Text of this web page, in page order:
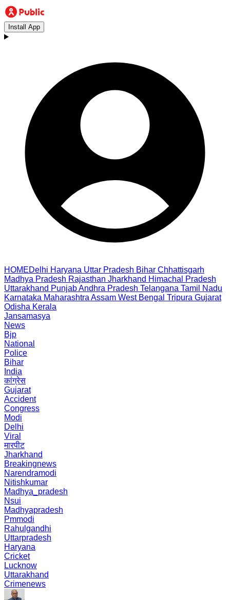
Install App
HOMEDelhi Haryana Uttar Pradesh Bihar Chhattisgarh
Madhya Pradesh Rajasthan Jharkhand Himachal Pradesh
Uttarakhand PunjabAndhra Pradesh Telangana Tamil Nadu
Karnataka Maharashtra Assam West Bengal Tripura Gujarat
Odisha Kerala
Jansamasya
News
Bjp
National
Police
Bihar
India
कांग्रेस
Gujarat
Accident
Congress
Modi
Delhi
Viral
मारपीट
Jharkhand
Breakingnews
Narendramodi
Nitishkumar
Madhya_pradesh
Nsui
Madhyapradesh
Pmmodi
Rahulgandhi
Uttarpradesh
Haryana
Cricket
Lucknow
Uttarakhand
Crimenews